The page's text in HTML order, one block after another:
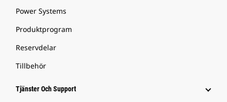
Power Systems
Produktprogram
Reservdelar
Tillbehör
Tjänster Och Support